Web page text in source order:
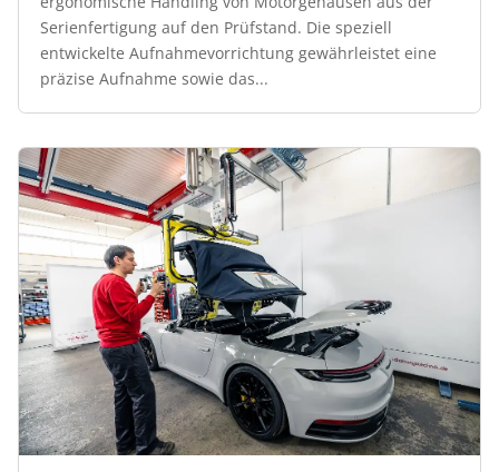
Serienfertigung auf den Prüfstand. Die speziell
entwickelte Aufnahmevorrichtung gewährleistet eine
präzise Aufnahme sowie das...